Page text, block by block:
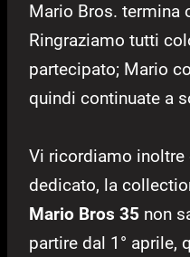
Mario Bros. termina
Ringraziamo tutti
partecipato; Mario
quindi continuate a
Vi ricordiamo inoltre
dedicato, la
Mario Bros 35 non
partire dal 1° aprile,